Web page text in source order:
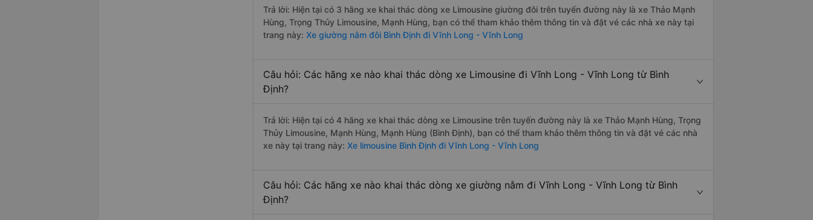
Trả lời: Hiện tại có 3 hãng xe khai thác dòng xe Limousine giường đôi trên tuyến đường này là xe Thảo Mạnh
Hùng, Trọng Thủy Limousine, Mạnh Hùng, bạn có thể tham khảo thêm thông tin và đặt vé các nhà xe này tại
trang này: Xe giường nằm đôi Bình Định đi Vĩnh Long - Vĩnh Long
Câu hỏi: Các hãng xe nào khai thác dòng xe Limousine đi Vĩnh Long - Vĩnh Long từ Bình
Định?
Trả lời: Hiện tại có 4 hãng xe khai thác dòng xe Limousine trên tuyến đường này là xe Thảo Mạnh Hùng, Trọng
Thủy Limousine, Mạnh Hùng, Mạnh Hùng (Bình Định), bạn có thể tham khảo thêm thông tin và đặt vé các nhà
xe này tại trang này: Xe limousine Bình Định đi Vĩnh Long - Vĩnh Long
Câu hỏi: Các hãng xe nào khai thác dòng xe giường nằm đi Vĩnh Long - Vĩnh Long từ Bình
Định?